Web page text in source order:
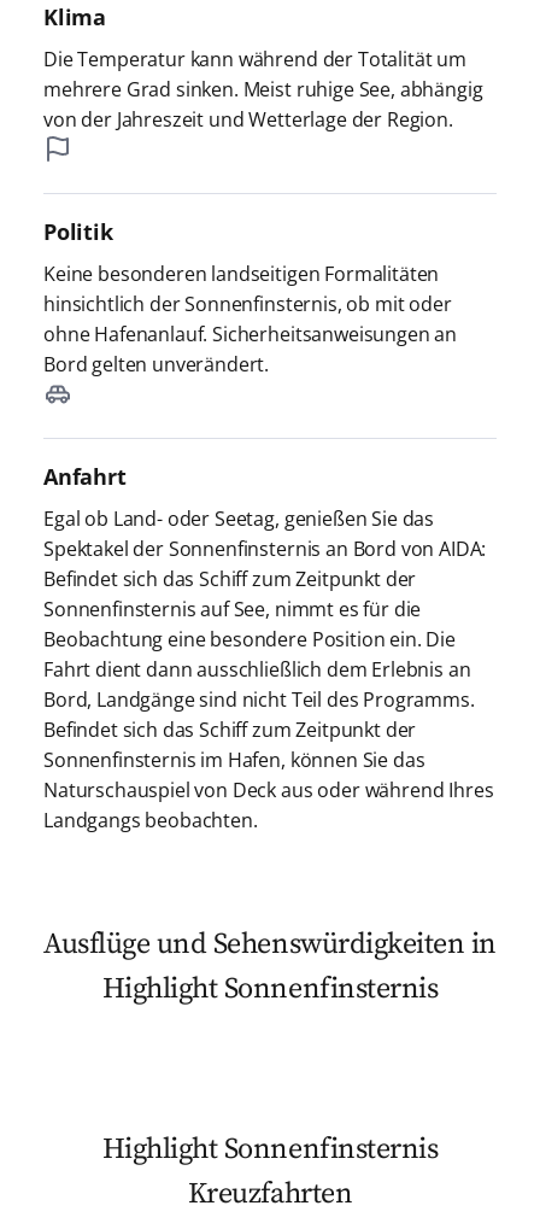
Klima
Die Temperatur kann während der Totalität um
mehrere Grad sinken. Meist ruhige See, abhängig
von der Jahreszeit und Wetterlage der Region.
Politik
Keine besonderen landseitigen Formalitäten
hinsichtlich der Sonnenfinsternis, ob mit oder
ohne Hafenanlauf. Sicherheitsanweisungen an
Bord gelten unverändert.
Anfahrt
Egal ob Land- oder Seetag, genießen Sie das
Spektakel der Sonnenfinsternis an Bord von AIDA:
Befindet sich das Schiff zum Zeitpunkt der
Sonnenfinsternis auf See, nimmt es für die
Beobachtung eine besondere Position ein. Die
Fahrt dient dann ausschließlich dem Erlebnis an
Bord, Landgänge sind nicht Teil des Programms.
Befindet sich das Schiff zum Zeitpunkt der
Sonnenfinsternis im Hafen, können Sie das
Naturschauspiel von Deck aus oder während Ihres
Landgangs beobachten.
Ausflüge und Sehenswürdigkeiten in
Highlight Sonnenfinsternis
Highlight Sonnenfinsternis
Kreuzfahrten